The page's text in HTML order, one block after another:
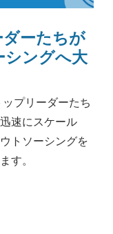
ーたちが
シングへ大
プリーダーたち
速にスケール
トソーシングを
す。